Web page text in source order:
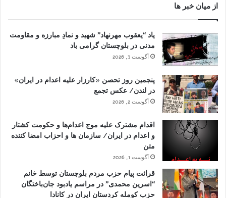
از میان خبر ها
یاد “یعقوب مهرنهاد” شهید و نمادِ مبارزه و مقاومت
مدنی در بلوچستان گرامی باد
آگوست 3, 2026
پنجمین روز تحصن «کارزار علیه اعدام در ایران»
در لندن/ عکس تجمع
آگوست 2, 2026
اقدام مشترک علیه موج اعدام‌ها و حکومت کشتار
و اعدام در ایران/ سازمان ها و احزاب امضا کننده
متن
آگوست 1, 2026
قرائت پیام حزب مردم بلوچستان توسط خانم
“اسرین محمدی” در مراسم یادبود جان‌باختگان
حزب کومله کردستان ایران در کانادا